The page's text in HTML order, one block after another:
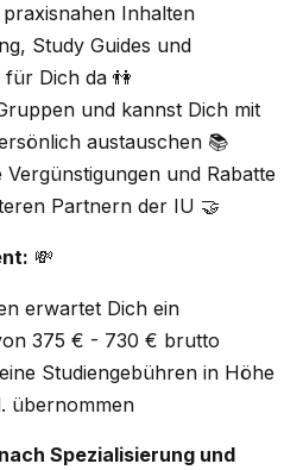
Inhalten
Study Guides und
für Dich da 👫
und kannst Dich mit
austauschen 📚
und Rabatte
Partnern der IU 🤝
💸
erwartet Dich ein
375 € - 730 € brutto
Studiengebühren in Höhe
übernommen
Spezialisierung und